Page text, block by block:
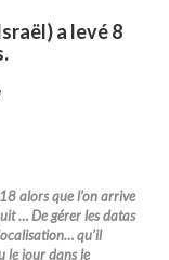
a levé 8
alors que l’on arrive
… De gérer les datas
qu’il
le jour dans le